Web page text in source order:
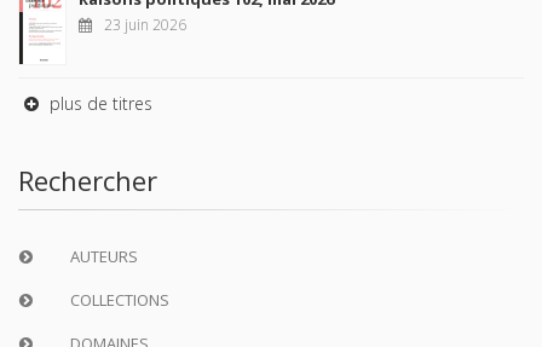
23 juin 2026
plus de titres
Rechercher
AUTEURS
COLLECTIONS